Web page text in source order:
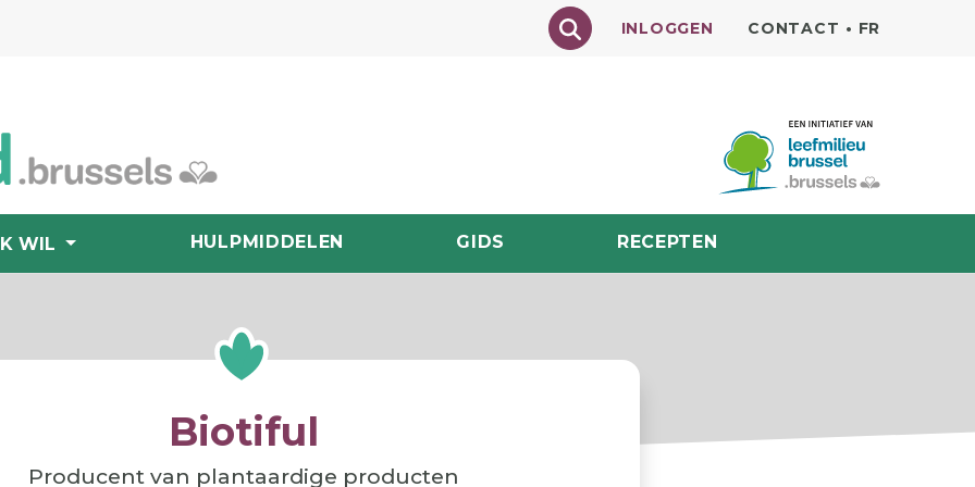
Texte à rechercher
INLOGGEN CONTACT • FR
IK WIL HULPMIDDELEN GIDS RECEPTEN
Biotiful
Producent van plantaardige producten